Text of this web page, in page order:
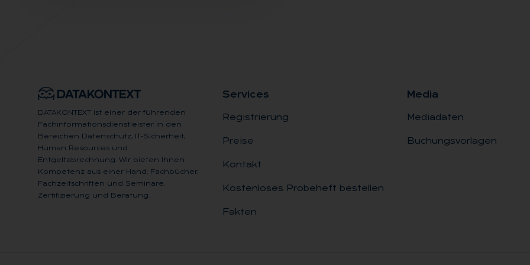
DATAKONTEXT ist einer der führenden
Fachinformationsdienstleister in den
Bereichen Datenschutz, IT-Sicherheit,
Human Resources und
Entgeltabrechnung. Wir bieten Ihnen
Kompetenz aus einer Hand: Fachbücher,
Fachzeitschriften und Seminare,
Zertifizierung und Beratung.
Ser­vices
Registrierung
Preise
Kontakt
Kostenloses Probeheft bestellen
Fakten
Me­dia
Mediadaten
Buchungsvorlagen